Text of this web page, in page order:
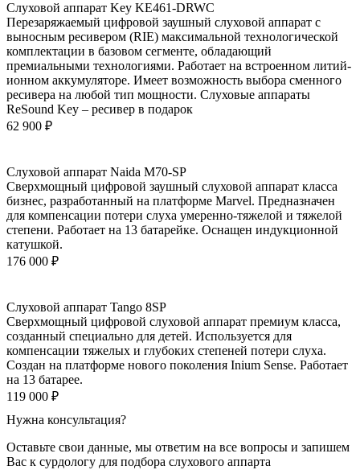
Слуховой аппарат Key KE461-DRWC
Перезаряжаемый цифровой заушный слуховой аппарат с
выносным ресивером (RIE) максимальной технологической
комплектации в базовом сегменте, обладающий
премиальными технологиями. Работает на встроенном литий-
ионном аккумуляторе. Имеет возможность выбора сменного
ресивера на любой тип мощности. Слуховые аппараты
ReSound Key – ресивер в подарок
62 900 ₽
Слуховой аппарат Naida M70-SP
Сверхмощный цифровой заушный слуховой аппарат класса
бизнес, разработанный на платформе Marvel. Предназначен
для компенсации потери слуха умеренно-тяжелой и тяжелой
степени. Работает на 13 батарейке. Оснащен индукционной
катушкой.
176 000 ₽
Слуховой аппарат Tango 8SP
Сверхмощный цифровой слуховой аппарат премиум класса,
созданный специально для детей. Используется для
компенсации тяжелых и глубоких степеней потери слуха.
Создан на платформе нового поколения Inium Sense. Работает
на 13 батарее.
119 000 ₽
Нужна консультация?
Оставьте свои данные, мы ответим на все вопросы и запишем
Вас к сурдологу для подбора слухового аппарта